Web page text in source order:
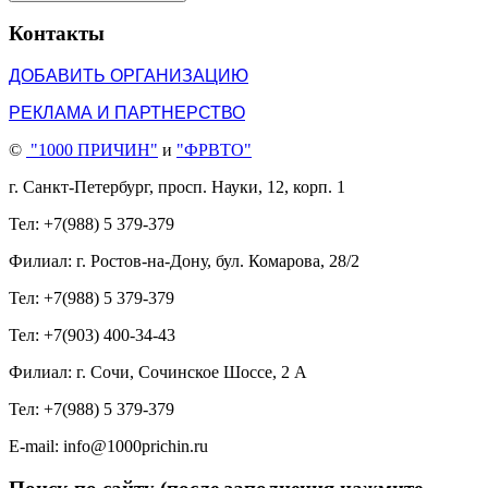
Контакты
ДОБАВИТЬ ОРГАНИЗАЦИЮ
РЕКЛАМА И ПАРТНЕРСТВО
© "1000 ПРИЧИН" и "ФРВТО"
г. Санкт-Петербург, просп. Науки, 12, корп. 1
Тел: +7(988) 5 379-379
Филиал: г. Ростов-на-Дону, бул. Комарова, 28/2
Тел: +7(988) 5 379-379
Тел: +7(903) 400-34-43
Филиал: г. Сочи, Сочинское Шоссе, 2 А
Тел: +7(988) 5 379-379
E-mail: info@1000prichin.ru